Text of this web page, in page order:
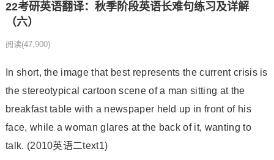
22考研英语翻译：秋季阶段英语长难句练习及详解
（六）
阅读(47,900)
In short, the image that best represents the current crisis is
the stereotypical cartoon scene of a man sitting at the
breakfast table with a newspaper held up in front of his
face, while a woman glares at the back of it, wanting to
talk. (2010英语二text1)